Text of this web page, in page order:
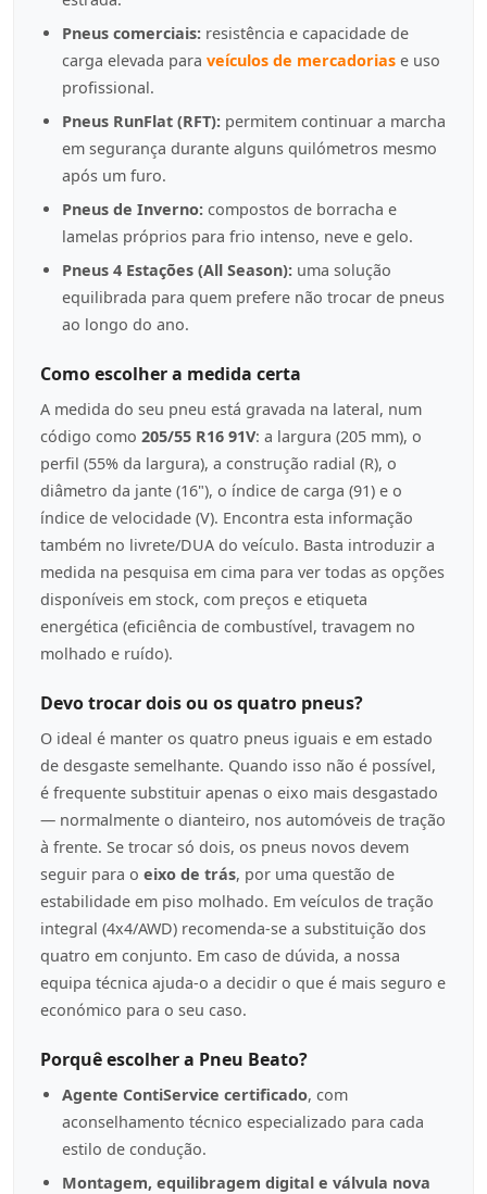
Pneus comerciais: resistência e capacidade de
carga elevada para veículos de mercadorias e uso
profissional.
Pneus RunFlat (RFT): permitem continuar a marcha
em segurança durante alguns quilómetros mesmo
após um furo.
Pneus de Inverno: compostos de borracha e
lamelas próprios para frio intenso, neve e gelo.
Pneus 4 Estações (All Season): uma solução
equilibrada para quem prefere não trocar de pneus
ao longo do ano.
Como escolher a medida certa
A medida do seu pneu está gravada na lateral, num
código como 205/55 R16 91V: a largura (205 mm), o
perfil (55% da largura), a construção radial (R), o
diâmetro da jante (16"), o índice de carga (91) e o
índice de velocidade (V). Encontra esta informação
também no livrete/DUA do veículo. Basta introduzir a
medida na pesquisa em cima para ver todas as opções
disponíveis em stock, com preços e etiqueta
energética (eficiência de combustível, travagem no
molhado e ruído).
Devo trocar dois ou os quatro pneus?
O ideal é manter os quatro pneus iguais e em estado
de desgaste semelhante. Quando isso não é possível,
é frequente substituir apenas o eixo mais desgastado
— normalmente o dianteiro, nos automóveis de tração
à frente. Se trocar só dois, os pneus novos devem
seguir para o eixo de trás, por uma questão de
estabilidade em piso molhado. Em veículos de tração
integral (4x4/AWD) recomenda-se a substituição dos
quatro em conjunto. Em caso de dúvida, a nossa
equipa técnica ajuda-o a decidir o que é mais seguro e
económico para o seu caso.
Porquê escolher a Pneu Beato?
Agente ContiService certificado, com
aconselhamento técnico especializado para cada
estilo de condução.
Montagem, equilibragem digital e válvula nova